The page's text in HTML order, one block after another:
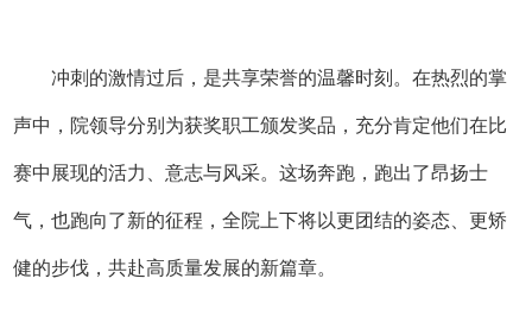
冲刺的激情过后，是共享荣誉的温馨时刻。在热烈的掌
声中，院领导分别为获奖职工颁发奖品，充分肯定他们在比
赛中展现的活力、意志与风采。这场奔跑，跑出了昂扬士
气，也跑向了新的征程，全院上下将以更团结的姿态、更矫
健的步伐，共赴高质量发展的新篇章。